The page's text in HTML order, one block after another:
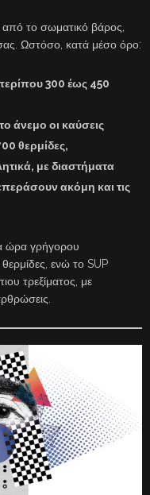
από το σωματικό βάρος,
Ωστόσο, κατά μέσο όρο:
300 έως 450
άνεμο οι καύσεις
θερμίδες,
με διαστήματα
ακόμη και τις
ώρα γρήγορου
ενώ το SUP
τρεξίματος, με